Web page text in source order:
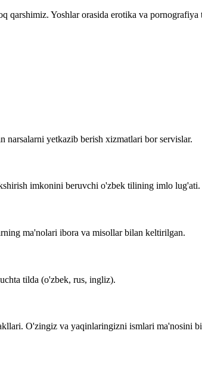
qarshimiz. Yoshlar orasida erotika va
narsalarni yetkazib berish xizmatlari bor servislar.
imkonini beruvchi o'zbek tilining imlo
ma'nolari ibora va misollar bilan keltirilgan.
tilda (o'zbek, rus, ingliz).
O'zingiz va yaqinlaringizni ismlari ma'nosini